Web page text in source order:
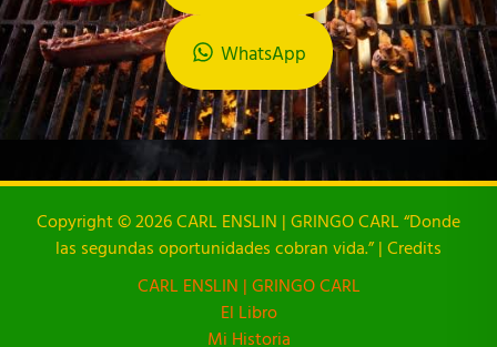
WhatsApp
Copyright © 2026 CARL ENSLIN | GRINGO CARL “Donde
las segundas oportunidades cobran vida.” | Credits
CARL ENSLIN | GRINGO CARL
El Libro
Mi Historia